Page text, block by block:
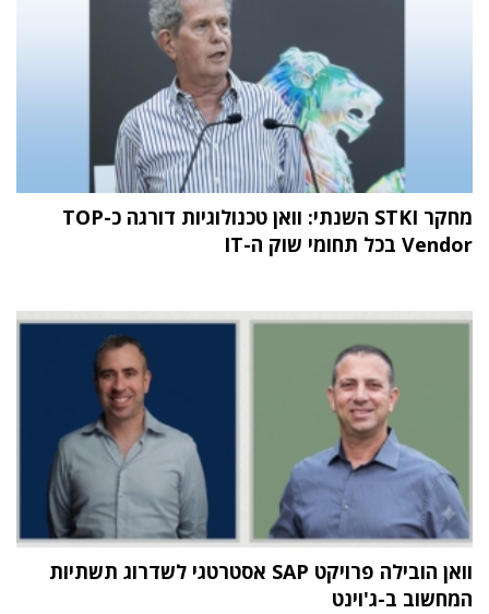
מחקר STKI השנתי: וואן טכנולוגיות דורגה כ-TOP
Vendor בכל תחומי שוק ה-IT
וואן הובילה פרויקט SAP אסטרטגי לשדרוג תשתיות
המחשוב ב-ג'וינט